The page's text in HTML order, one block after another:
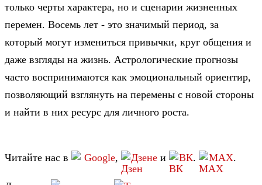
только черты характера, но и сценарии жизненных
перемен. Восемь лет - это значимый период, за
который могут измениться привычки, круг общения и
даже взгляды на жизнь. Астрологические прогнозы
часто воспринимаются как эмоциональный ориентир,
позволяющий взглянуть на перемены с новой стороны
и найти в них ресурс для личного роста.
Читайте нас в Google, Дзене и ВК. MAX.